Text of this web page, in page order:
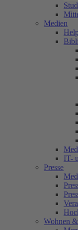
Medien
IT-
Presse
Wohnen